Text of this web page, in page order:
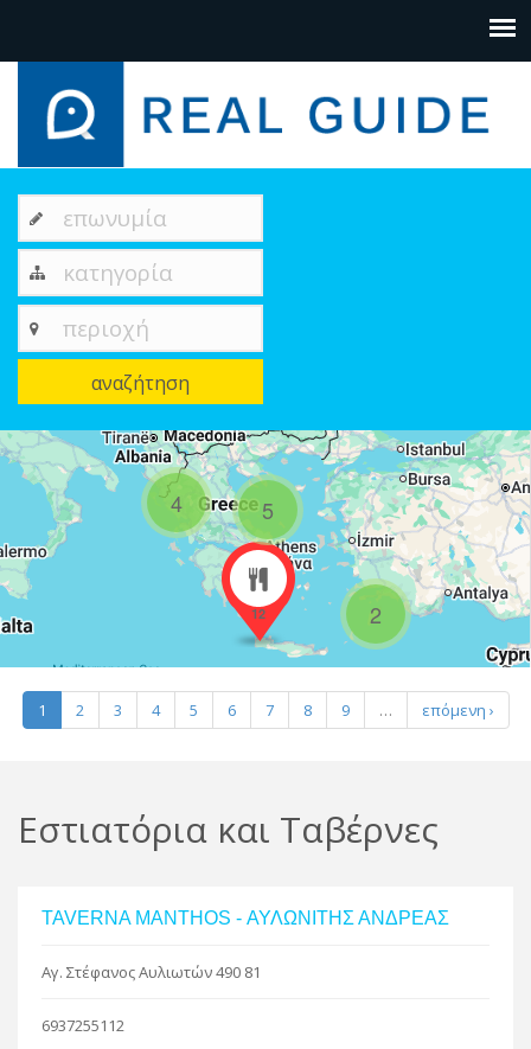
επωνυμία
κατηγορία
περιοχή
αναζήτηση
12 2
5
4
+
R
Google
1 2 3 4 5 6 7 8 9 … επόμενη ›
Εστιατόρια και Ταβέρνες
TAVERNA MANTHOS - ΑΥΛΩΝΙΤΗΣ ΑΝΔΡΕΑΣ
Αγ. Στέφανος Αυλιωτών 490 81
6937255112